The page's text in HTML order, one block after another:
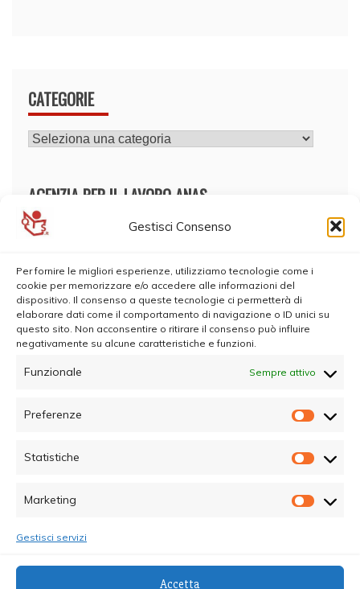
Gestisci Consenso
Per fornire le migliori esperienze, utilizziamo tecnologie come i
cookie per memorizzare e/o accedere alle informazioni del
dispositivo. Il consenso a queste tecnologie ci permetterà di
elaborare dati come il comportamento di navigazione o ID unici su
questo sito. Non acconsentire o ritirare il consenso può influire
negativamente su alcune caratteristiche e funzioni.
Funzionale Sempre attivo
Preferenze
Statistiche
Marketing
Gestisci servizi
Accetta
CATEGORIE
CATEGORIE
AGENZIA PER IL LAVORO ANAS